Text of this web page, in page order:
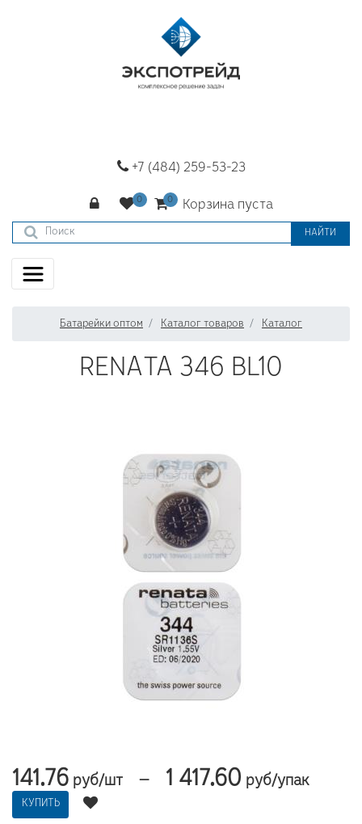
+7 (484) 259-53-23
Корзина пуста
НАЙТИ
Батарейки оптом Каталог товаров Каталог
RENATA 346 BL10
141.76 руб/шт — 1 417.60 руб/упак
КУПИТЬ